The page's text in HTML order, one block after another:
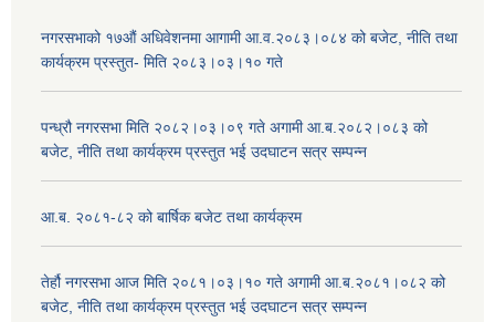
नगरसभाको १७औं अधिवेशनमा आगामी आ.व.२०८३।०८४ को बजेट, नीति तथा
कार्यक्रम प्रस्तुत- मिति २०८३।०३।१० गते
पन्ध्रौ नगरसभा मिति २०८२।०३।०९ गते अगामी आ.ब.२०८२।०८३ को
बजेट, नीति तथा कार्यक्रम प्रस्तुत भई उदघाटन सत्र सम्पन्न
आ.ब. २०८१-८२ को बार्षिक बजेट तथा कार्यक्रम
तेर्हौ नगरसभा आज मिति २०८१।०३।१० गते अगामी आ.ब.२०८१।०८२ को
बजेट, नीति तथा कार्यक्रम प्रस्तुत भई उदघाटन सत्र सम्पन्न